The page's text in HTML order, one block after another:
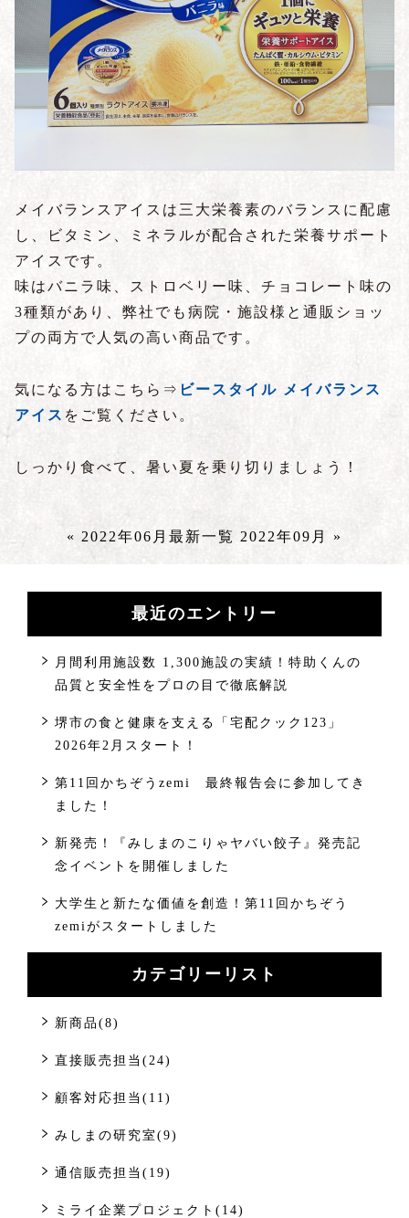
メイバランスアイスは三大栄養素のバランスに配慮
し、ビタミン、ミネラルが配合された栄養サポート
アイスです。
味はバニラ味、ストロベリー味、チョコレート味の
3種類があり、弊社でも病院・施設様と通販ショッ
プの両方で人気の高い商品です。
気になる方はこちら⇒ ビースタイル メイバランス
アイス をご覧ください。
しっかり食べて、暑い夏を乗り切りましょう！
« 2022年06月 最新一覧 2022年09月 »
最近のエントリー
月間利用施設数 1,300施設の実績！特助くんの
品質と安全性をプロの目で徹底解説
堺市の食と健康を支える「宅配クック123」
2026年2月スタート！
第11回かちぞうzemi 最終報告会に参加してき
ました！
新発売！『みしまのこりゃヤバい餃子』発売記
念イベントを開催しました
大学生と新たな価値を創造！第11回かちぞう
zemiがスタートしました
カテゴリーリスト
新商品(8)
直接販売担当(24)
顧客対応担当(11)
みしまの研究室(9)
通信販売担当(19)
ミライ企業プロジェクト(14)